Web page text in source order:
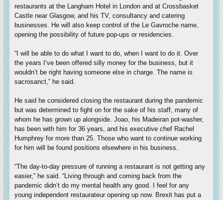
restaurants at the Langham Hotel in London and at Crossbasket
Castle near Glasgow, and his TV, consultancy and catering
businesses. He will also keep control of the Le Gavroche name,
opening the possibility of future pop-ups or residencies.
“I will be able to do what I want to do, when I want to do it. Over
the years I’ve been offered silly money for the business, but it
wouldn’t be right having someone else in charge. The name is
sacrosanct,” he said.
He said he considered closing the restaurant during the pandemic
but was determined to fight on for the sake of his staff, many of
whom he has grown up alongside. Joao, his Madeiran pot-washer,
has been with him for 36 years, and his executive chef Rachel
Humphrey for more than 25. Those who want to continue working
for him will be found positions elsewhere in his business.
“The day-to-day pressure of running a restaurant is not getting any
easier,” he said. “Living through and coming back from the
pandemic didn’t do my mental health any good. I feel for any
young independent restaurateur opening up now. Brexit has put a